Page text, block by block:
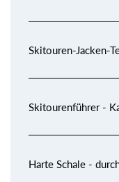
Skitouren-Jacken-
Skitourenführer -
Harte Schale -